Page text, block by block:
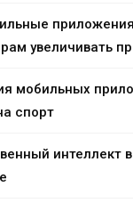
увеличивать
мобильных
спорт
интеллект